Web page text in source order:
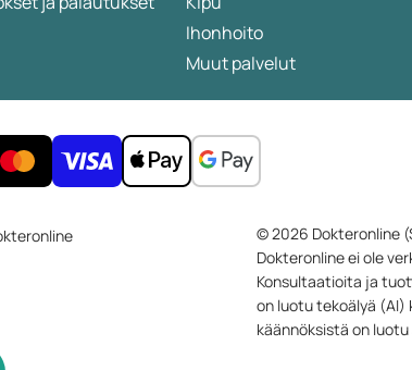
Ihonhoito
Muut palvelut
© 2026 Dokteronline
Dokteronline ei ole
Konsultaatioita ja
on luotu tekoälyä (AI)
käännöksistä on